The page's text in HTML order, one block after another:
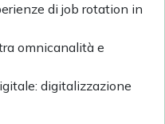
di job rotation in
omnicanalità e
digitalizzazione